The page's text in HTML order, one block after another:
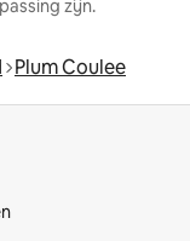
zijn.
Plum Coulee